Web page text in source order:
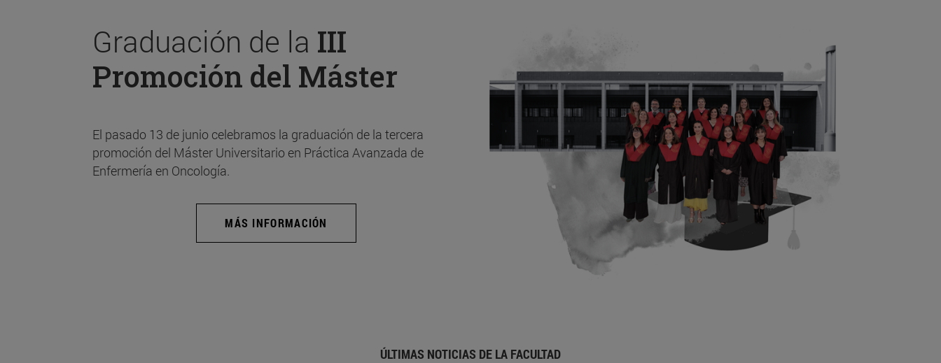
Graduación de la III
Promoción del Máster
El pasado 13 de junio celebramos la graduación de la tercera
promoción del Máster Universitario en Práctica Avanzada de
Enfermería en Oncología.
MÁS INFORMACIÓN
ÚLTIMAS NOTICIAS DE LA FACULTAD